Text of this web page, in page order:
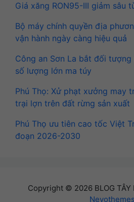
Giá xăng RON95-III giảm sâu
Bộ máy chính quyền địa
vận hành ngày càng hiệu quả
Công an Sơn La bắt đối
số lượng lớn ma túy
Phú Thọ: Xử phạt xưởng may
trại lợn trên đất rừng sản xuất
Phú Thọ ưu tiên cao tốc Việt
đoạn 2026-2030
Copyright © 2026 BLOG
Nevothemes